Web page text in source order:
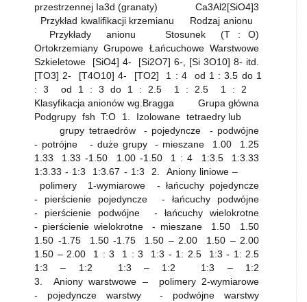
przestrzennej Ia3d (granaty) Ca3Al2[SiO4]3
Przykład kwalifikacji krzemianu Rodzaj anionu
Przykłady anionu Stosunek (T : O)
Ortokrzemiany Grupowe Łańcuchowe Warstwowe
Szkieletowe [SiO4] 4- [Si2O7] 6-, [Si 3O10] 8- itd.
[TO3] 2- [T4O10] 4- [TO2] 1 : 4 od 1 : 3.5 do 1
: 3 od 1 : 3 do 1 : 2.5 1 : 2.5 1 : 2
Klasyfikacja anionów wg.Bragga Grupa główna
Podgrupy fsh T:O 1. Izolowane tetraedry lub
grupy tetraedrów - pojedyncze - podwójne
- potrójne - duże grupy - mieszane 1.00 1.25
1.33 1.33 -1.50 1.00 -1.50 1 : 4 1:3.5 1:3.33
1:3.33 - 1:3 1:3.67 - 1:3 2. Aniony liniowe –
polimery 1-wymiarowe - łańcuchy pojedyncze
- pierścienie pojedyncze - łańcuchy podwójne
- pierścienie podwójne - łańcuchy wielokrotne
- pierścienie wielokrotne - mieszane 1.50 1.50
1.50 -1.75 1.50 -1.75 1.50 – 2.00 1.50 – 2.00
1.50 – 2.00 1 : 3 1 : 3 1:3 - 1: 2.5 1:3 - 1: 2.5
1:3 – 1:2 1:3 – 1:2 1:3 – 1:2
3. Aniony warstwowe – polimery 2-wymiarowe
- pojedyncze warstwy - podwójne warstwy